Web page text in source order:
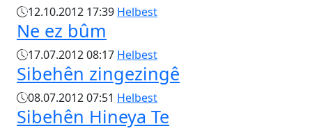
12.10.2012 17:39 Helbest
Ne ez bûm
17.07.2012 08:17 Helbest
Sibehên zingezingê
08.07.2012 07:51 Helbest
Sibehên Hineya Te